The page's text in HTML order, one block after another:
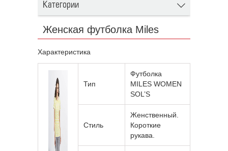
Категории
Женская футболка Miles
Характеристика
Тип
Футболка
MILES WOMEN
SOL’S
Стиль
Женственный.
Короткие
рукава.